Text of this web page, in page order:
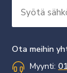
sähköpostisi
Ota meihin
Myynti: